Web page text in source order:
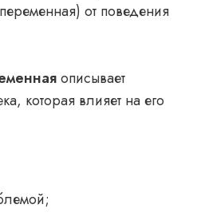
от поведения
описывает
которая влияет на его